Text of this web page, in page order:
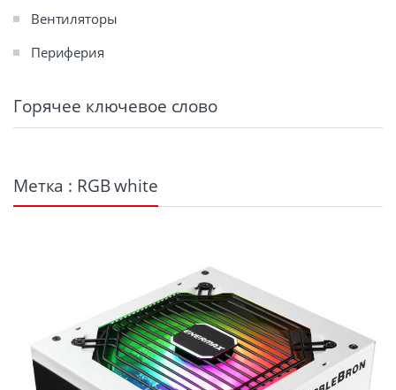
Вентиляторы
Периферия
Горячее ключевое слово
Метка : RGB white